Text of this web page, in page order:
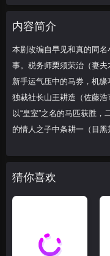
内容简介
本剧改编自早见和真的同
事。税务师栗须荣治（妻
新手运气压中的马券，机缘
独裁社长山王耕造（佐藤
以“皇室”之名的马匹获胜
的情人之子中条耕一（目
猜你喜欢